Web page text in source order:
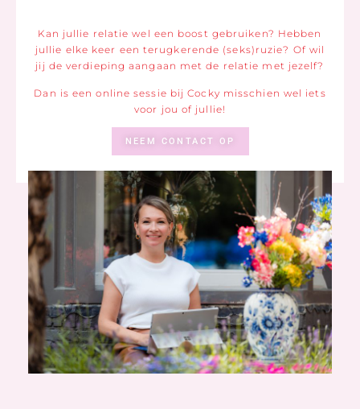
Kan jullie relatie wel een boost gebruiken? Hebben
jullie elke keer een terugkerende (seks)ruzie? Of wil
jij de verdieping aangaan met de relatie met jezelf?
Dan is een online sessie bij Cocky misschien wel iets
voor jou of jullie!
NEEM CONTACT OP